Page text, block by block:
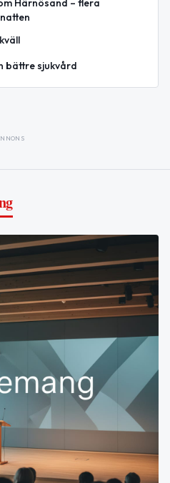
Härnösand – flera
bättre sjukvård